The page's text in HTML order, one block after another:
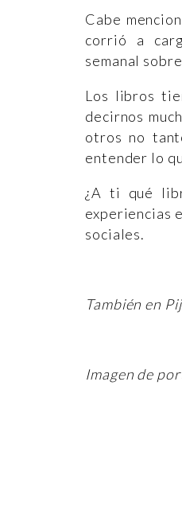
Cabe
corrió a
semanal
Los libros
decirnos
otros no
entender lo
¿A ti qué
experiencias
sociales.
También en
Imagen de